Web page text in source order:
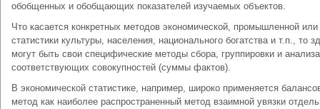
обобщенных и обобщающих показателей изучаемых объектов.
Что касается конкретных методов экономической, промышленной или
статистики культуры, населения, национального богатства и т.п., то
могут быть свои специфические методы сбора, группировки и анализа
соответствующих совокупностей (суммы фактов).
В экономической статистике, например, широко применяется
метод как наиболее распространенный метод взаимной увязки